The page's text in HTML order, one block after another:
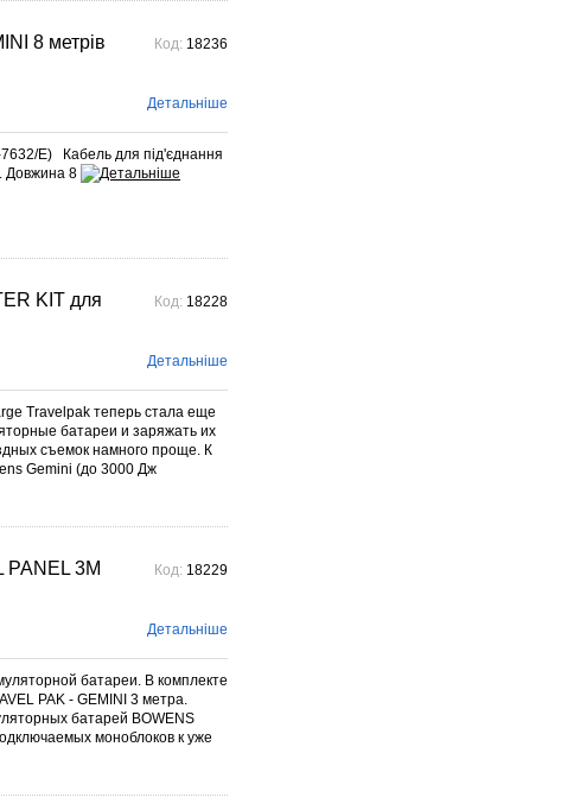
8 метрів
Код: 18236
Детальніше
7632/E) Кабель для під'єднання
Довжина 8
KIT для
Код: 18228
Детальніше
Travelpak теперь стала еще
батареи и заряжать их
съемок намного проще. К
Gemini (до 3000 Дж
PANEL 3M
Код: 18229
Детальніше
батареи. В комплекте
PAK - GEMINI 3 метра.
батарей BOWENS
моноблоков к уже